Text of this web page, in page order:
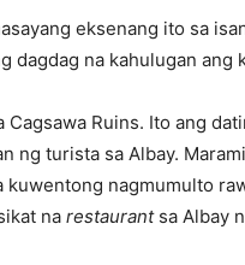
eksenang ito sa
dagdag na kahulugan ang
Ruins. Ito ang
ng turista sa Albay.
nagmumulto
na restaurant sa Albay